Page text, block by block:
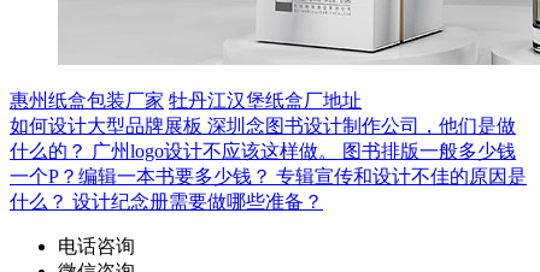
惠州纸盒包装厂家 牡丹江汉堡纸盒厂地址
如何设计大型品牌展板 深圳念图书设计制作公司，他们是做
什么的？ 广州logo设计不应该这样做。
图书排版一般多少钱
一个P？编辑一本书要多少钱？ 专辑宣传和设计不佳的原因是
什么？ 设计纪念册需要做哪些准备？
电话咨询